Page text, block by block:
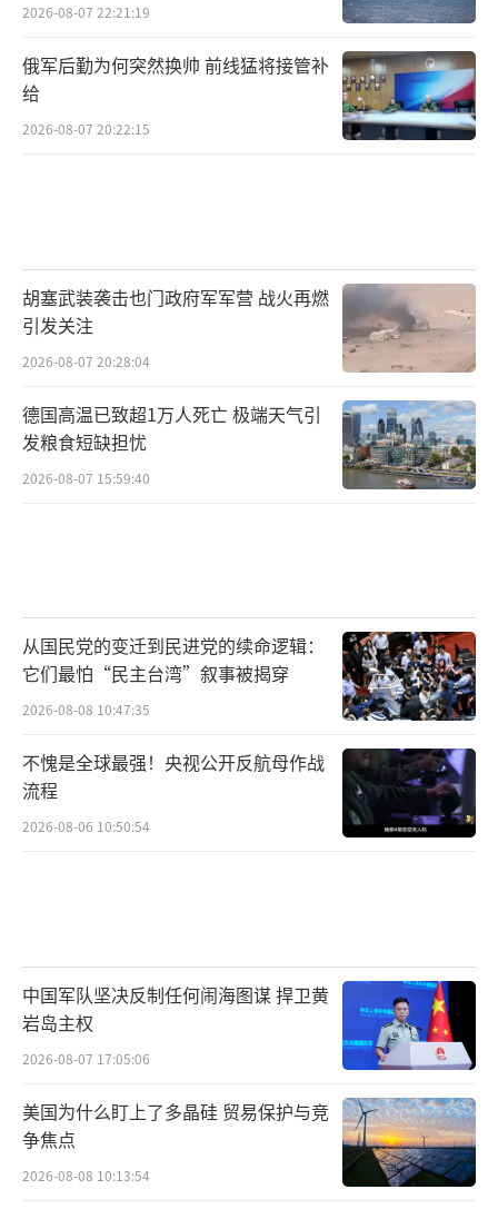
2026-08-07 22:21:19
俄军后勤为何突然换帅 前线猛将接管补
给
2026-08-07 20:22:15
胡塞武装袭击也门政府军军营 战火再燃
引发关注
2026-08-07 20:28:04
德国高温已致超1万人死亡 极端天气引
发粮食短缺担忧
2026-08-07 15:59:40
从国民党的变迁到民进党的续命逻辑：
它们最怕“民主台湾”叙事被揭穿
2026-08-08 10:47:35
不愧是全球最强！央视公开反航母作战
流程
2026-08-06 10:50:54
中国军队坚决反制任何闹海图谋 捍卫黄
岩岛主权
2026-08-07 17:05:06
美国为什么盯上了多晶硅 贸易保护与竞
争焦点
2026-08-08 10:13:54